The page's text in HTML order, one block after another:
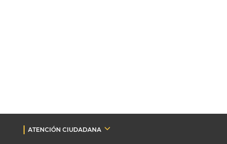
ATENCIÓN CIUDADANA